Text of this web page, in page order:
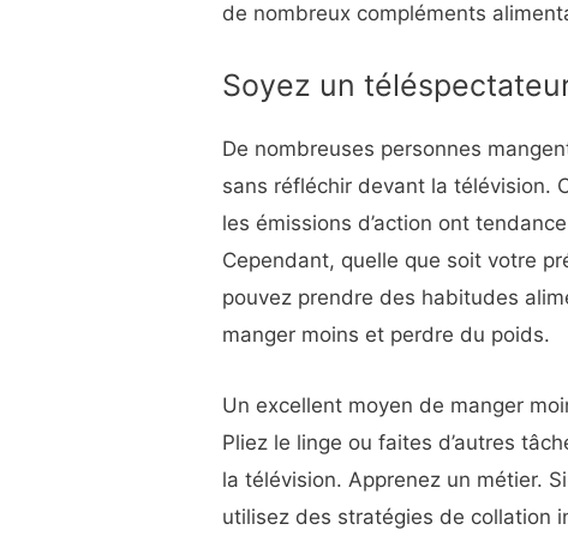
de nombreux compléments
Soyez un
De nombreuses personnes
sans réfléchir devant la télévision.
les émissions d’action ont
Cependant, quelle que soit votre
pouvez prendre des habitudes
manger moins et perdre du poids.
Un excellent moyen de manger
Pliez le linge ou faites d’autres
la télévision. Apprenez un métier.
utilisez des stratégies de collation